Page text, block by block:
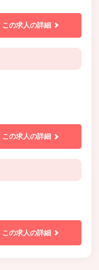
この求人の詳細
この求人の詳細
この求人の詳細